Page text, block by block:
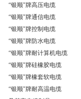
“银顺"牌高压电缆
“银顺"牌通信电缆
“银顺"牌控制电缆
“银顺"牌防水电缆
“银顺"牌耐计算机电缆
“银顺"牌硅橡胶电缆
“银顺"牌橡套软电缆
“银顺"牌耐高温电缆